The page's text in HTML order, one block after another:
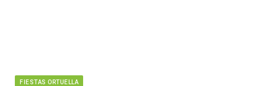
FIESTAS ORTUELLA